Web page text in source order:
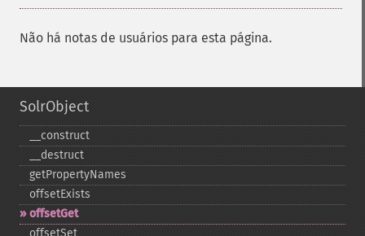
Não há notas de usuários para esta página.
SolrObject
_​_​construct
_​_​destruct
getPropertyNames
offsetExists
offsetGet
offsetSet